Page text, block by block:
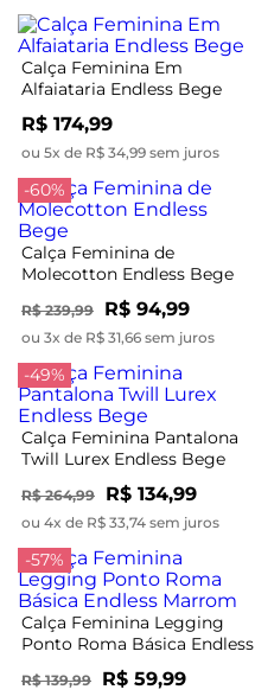
Calça Feminina Em
Alfaiataria Endless Bege
R$ 174,99
ou 5x de R$ 34,99 sem juros
-60%
Calça Feminina de
Molecotton Endless Bege
R$ 239,99 R$ 94,99
ou 3x de R$ 31,66 sem juros
-49%
Calça Feminina Pantalona
Twill Lurex Endless Bege
R$ 264,99 R$ 134,99
ou 4x de R$ 33,74 sem juros
-57%
Calça Feminina Legging
Ponto Roma Básica Endless
R$ 139,99 R$ 59,99